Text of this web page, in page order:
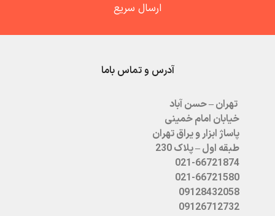
ارسال سریع
آدرس و تماس باما
تهران – حسن آباد
خیابان امام خمینی
پاساژ ابزار و یراق تهران
طبقه اول – پلاک 230
021-66721874
021-66721580
09128432058
09126712732